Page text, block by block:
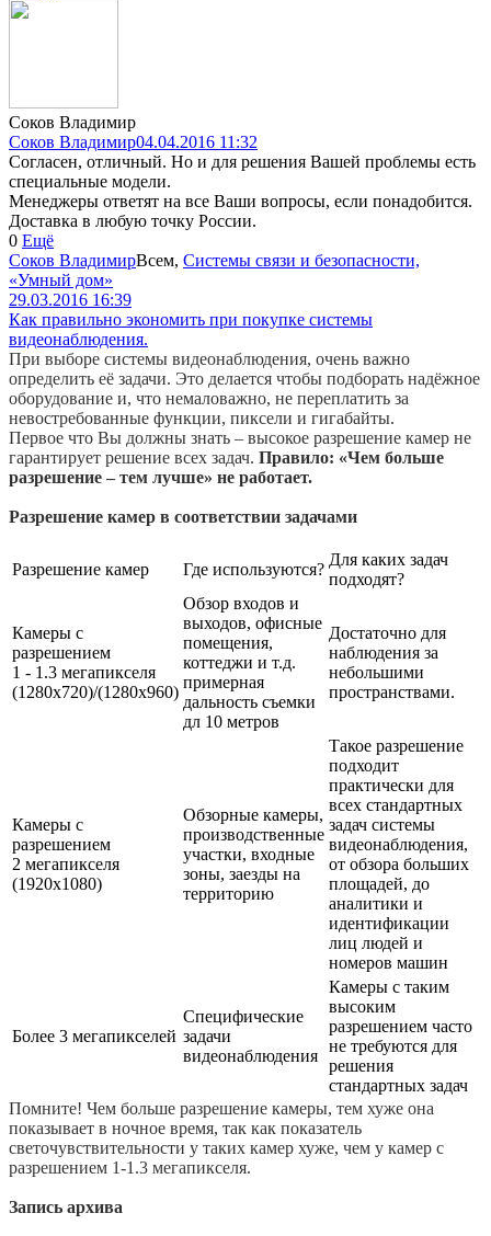
Соков Владимир
Соков Владимир04.04.2016 11:32
Согласен, отличный. Но и для решения Вашей проблемы есть
специальные модели.
Менеджеры ответят на все Ваши вопросы, если понадобится.
Доставка в любую точку России.
0 Ещё
Соков ВладимирВсем, Системы связи и безопасности,
«Умный дом»
29.03.2016 16:39
Как правильно экономить при покупке системы
видеонаблюдения.
При выборе системы видеонаблюдения, очень важно
определить её задачи. Это делается чтобы подборать надёжное
оборудование и, что немаловажно, не переплатить за
невостребованные функции, пиксели и гигабайты.
Первое что Вы должны знать – высокое разрешение камер не
гарантирует решение всех задач. Правило: «Чем больше
разрешение – тем лучше» не работает.
Разрешение камер в соответствии задачами
Разрешение камер Где используются?
Для каких задач
подходят?
Камеры с
разрешением
1 - 1.3 мегапикселя
(1280х720)/(1280х960)
Обзор входов и
выходов, офисные
помещения,
коттеджи и т.д.
примерная
дальность съемки
дл 10 метров
Достаточно для
наблюдения за
небольшими
пространствами.
Камеры с
разрешением
2 мегапикселя
(1920х1080)
Обзорные камеры,
производственные
участки, входные
зоны, заезды на
территорию
Такое разрешение
подходит
практически для
всех стандартных
задач системы
видеонаблюдения,
от обзора больших
площадей, до
аналитики и
идентификации
лиц людей и
номеров машин
Более 3 мегапикселей
Специфические
задачи
видеонаблюдения
Камеры с таким
высоким
разрешением часто
не требуются для
решения
стандартных задач
Помните! Чем больше разрешение камеры, тем хуже она
показывает в ночное время, так как показатель
светочувствительности у таких камер хуже, чем у камер с
разрешением 1-1.3 мегапикселя.
Запись архива